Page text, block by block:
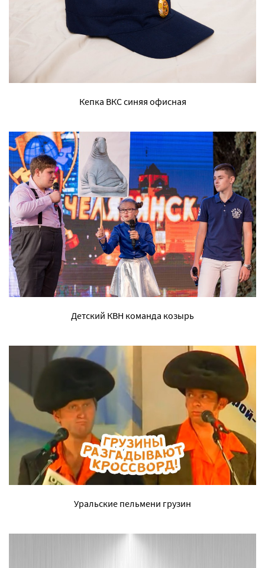
Кепка ВКС синяя офисная
Детский КВН команда козырь
Уральские пельмени грузин